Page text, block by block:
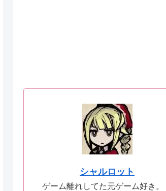
シャルロット
ゲーム離れしてた元ゲーム好き。